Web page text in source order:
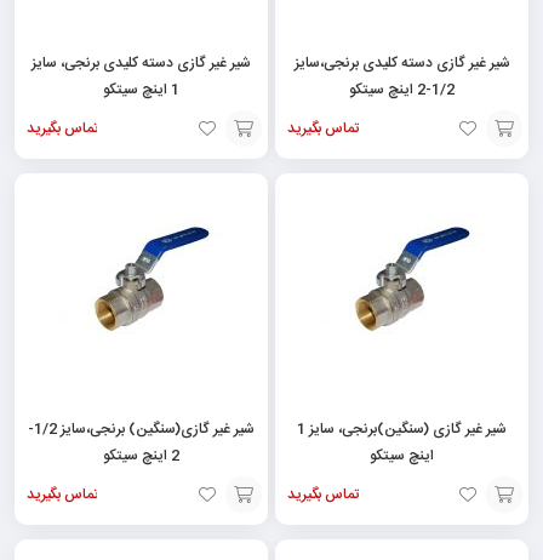
شیر غیر گازی دسته کلیدی برنجی،سایز
1/2-2 اینچ سیتکو
تماس بگیرید
افزودن
شیر غیر گازی دسته کلیدی برنجی، سایز
1 اینچ سیتکو
تماس بگیرید
افزودن
شیر غیر گازی (سنگین)برنجی، سایز 1
اینچ سیتکو
تماس بگیرید
افزودن
شیر غیر گازی(سنگین) برنجی،سایز 1/2-
2 اینچ سیتکو
تماس بگیرید
افزودن